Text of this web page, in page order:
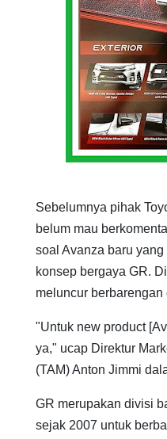
Sebelumnya pihak
belum mau
soal Avanza baru
konsep bergaya GR.
meluncur berbarengan
"Untuk new product
ya," ucap Direktur
(TAM) Anton Jimmi
GR merupakan divisi
sejak 2007 untuk